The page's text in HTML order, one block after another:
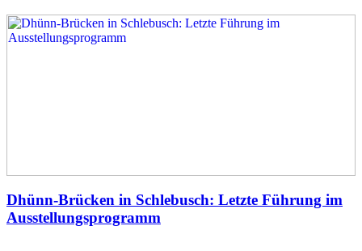
Dhünn-Brücken in Schlebusch: Letzte Führung im
Ausstellungsprogramm